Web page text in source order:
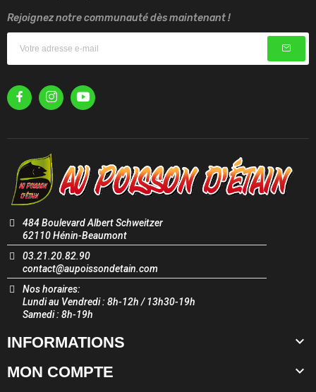
Rejoignez notre communauté dès maintenant !
484 Boulevard Albert Schweitzer
62110 Hénin-Beaumont
03.21.20.82.90
contact@aupoissondetain.com
Nos horaires:
Lundi au Vendredi : 8h-12h / 13h30-19h
Samedi : 8h-19h
INFORMATIONS 
MON COMPTE
